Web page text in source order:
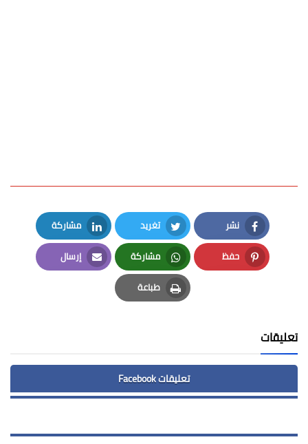
نشر
Facebook
تغريد
Twitter
مشاركة
LinkedIn
حفظ
Pinterest
مشاركة
Whatsapp
إرسال
Email
طباعة
Print
تعليقات
تعليقات Facebook